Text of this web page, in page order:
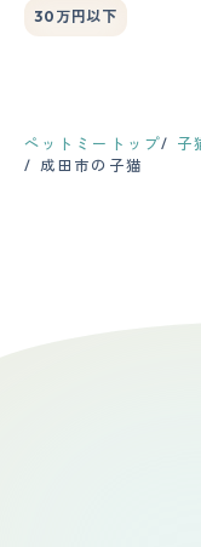
30万円以下
ペットミートップ 子
成田市の子猫